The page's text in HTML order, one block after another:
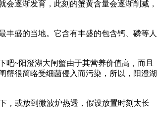
逐渐发育，此刻的蟹黄含量会逐渐削减，
盛的当地。它含有丰盛的包含钙、磷等人
~阳澄湖大闸蟹由于其营养价值高，而且
蟹很简略受细菌侵入而污染，所以，阳澄湖
，或放到微波炉热透，假设放置时刻太长